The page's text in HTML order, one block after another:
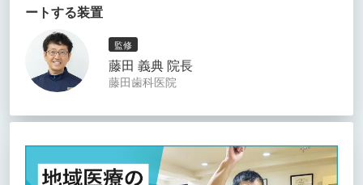
ートする装置
監修
藤田 義典 院長
藤田歯科医院